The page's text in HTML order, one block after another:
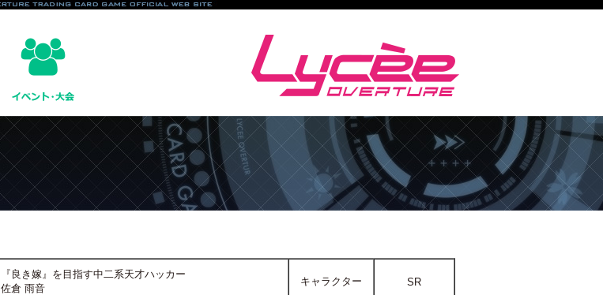
『良き嫁』を目指す中二系天才ハッカー
佐倉 雨音
キャラクター SR